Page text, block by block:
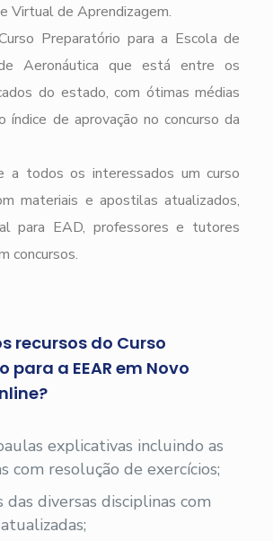
Virtual de Aprendizagem.
Preparatório para a Escola de
Aeronáutica que está entre os
do estado, com ótimas médias
de aprovação no concurso da
a todos os interessados um curso
materiais e apostilas atualizados,
para EAD, professores e tutores
concursos.
recursos do Curso
para a EEAR em Novo
explicativas incluindo as
com resolução de exercícios;
das diversas disciplinas com